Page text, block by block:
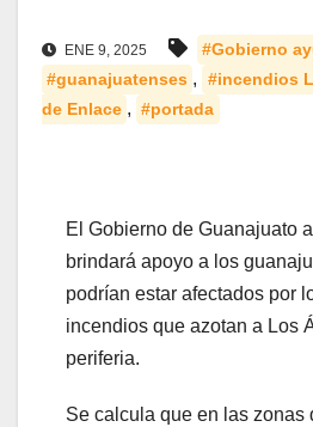
ENE 9, 2025 #Gobierno
#guanajuatenses , #incendios
de Enlace , #portada
El Gobierno de Guanajuato
brindará apoyo a los
podrían estar afectados por
incendios que azotan a Los
periferia.
Se calcula que en las zonas